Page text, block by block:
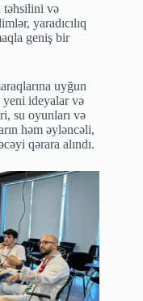
təhsilini və
yaradıcılıq
geniş bir
uyğun
ideyalar və
su oyunları və
həm əyləncəli,
qərara alındı.